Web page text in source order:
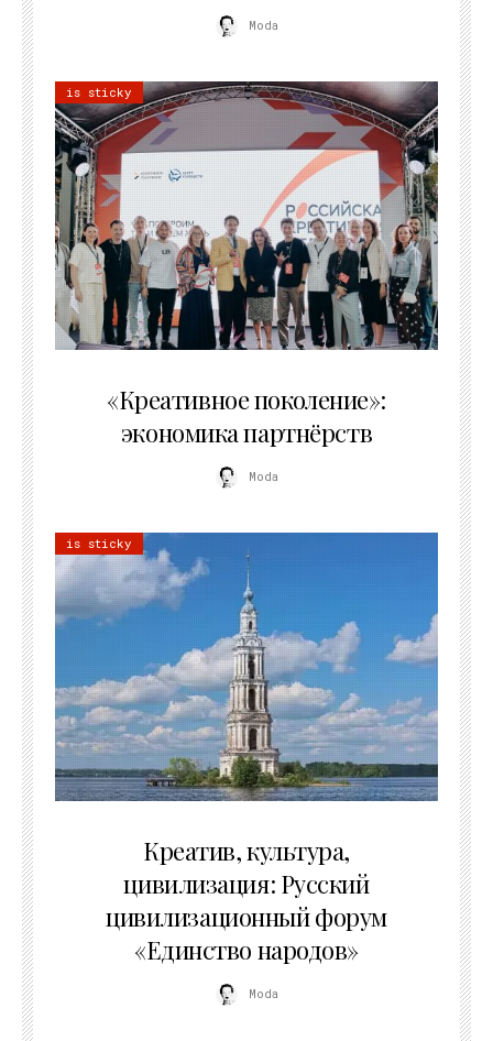
Moda
is sticky
«Креативное поколение»:
экономика партнёрств
Moda
is sticky
Креатив, культура,
цивилизация: Русский
цивилизационный форум
«Единство народов»
Moda